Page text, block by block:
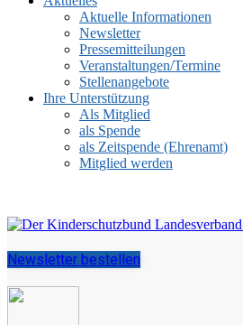
Aktuelle Informationen
Newsletter
Pressemitteilungen
Veranstaltungen/Termine
Stellenangebote
Ihre Unterstützung
Als Mitglied
als Spende
als Zeitspende (Ehrenamt)
Mitglied werden
Newsletter bestellen